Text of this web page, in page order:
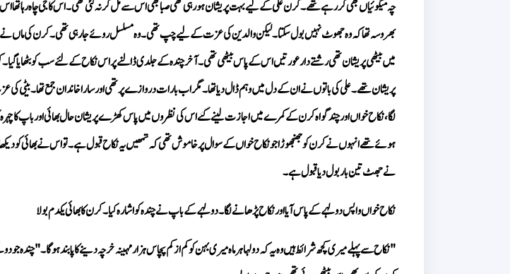
نے جھٹ تین بار بول دیا قبول ہے۔
نکاح خواں واپس دولہے کے پاس آیا اور نکاح پڑھانے لگا۔ دولہے کے باپ نے چندہ کو اشارہ کیا۔ کرن کا بھائی یکدم بولا